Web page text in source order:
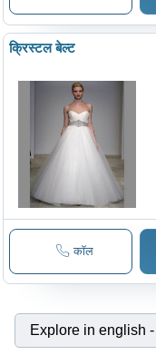
क्रिस्टल बेल्ट
कॉल
Explore in english -